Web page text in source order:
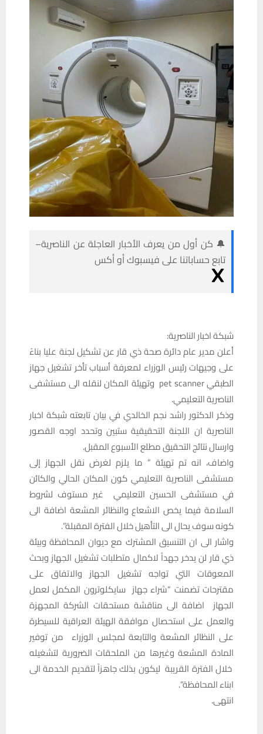
🔔 كن أول من يعرف الأخبار العاجلة عن الناصرية–
تابع حساباتنا على فيسبوك أو أكس
شبكة اخبار الناصرية:
أعلن مدير عام دائرة صحة ذي قار عن تشكيل لجنة عليا بناءً
على وجيهات رئيس الوزراء لمعرفة أسباب تأخر تشغيل جهاز
الطبقي pet scanner وتهيئة المكان لنقله الى مستشفى
الناصرية التعليمي.
وذكر الدكتور راشد نجم الخالدي في بيان تابعته شبكة اخبار
الناصرية ان اللجنة التحقيقية ستبين وتحدد اوجه القصور
وارسال نتائج التحقيق مطلع الأسبوع المقبل.
واضاف، انه تم تهيئة ” ما يلزم لغرض نقل الجهاز إلى
مستشفى الناصرية التعليمي كون المكان الحالي والكائن
في مستشفى الحسين التعليمي غير مستوف لشروط
السلامة فيما يخص الاشعاع والنظائر المشعة اضافة الى
كونه سوف يحال الى التأهيل خلال الفترة المقبلة”.
واشار الى ان التنسيق المشترك مع ديوان المحافظة وبيئة
ذي قار لن يدخر جهداً لاكمال متطلبات تشغيل الجهاز وبحث
المعوقات التي تواجه تشغيل الجهاز والاتفاق على
مقترحات تضمنت “شراء جهاز سايكلوترون المكمل لعمل
الجهاز اضافة الى مناقشة مستحقات الشركة المجهزة
والعمل على استحصال موافقة الهيئة العراقية للسيطرة
على النظائر المشعة والتابعة لمجلس الوزراء من توفير
المادة المشعة وغيرها من الملحقات الضرورية لتشغيله
خلال الفترة القريبة ليكون بذلك جاهزاً لتقديم الخدمة الى
ابناء المحافظة”.
انتهى.